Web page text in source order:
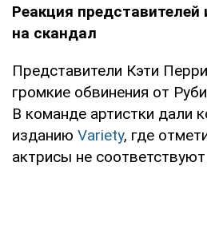
Реакция
на скандал
Представители Кэти
громкие обвинения от
В команде артистки дали
изданию Variety, где
актрисы не